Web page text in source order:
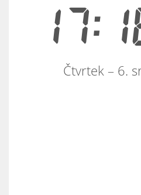
Čtvrtek – 6.